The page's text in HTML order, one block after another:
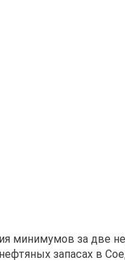
минимумов за две
запасах в